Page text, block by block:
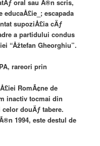
oral sau Ã®n scris,
escapada
supoziÅ£ia cÄƒ
a partidului condus
“Åžtefan Gheorghiu”.
rareori prin
RomÃ¢ne de
inactiv tocmai din
douÄƒ tabere.
1994, este destul de